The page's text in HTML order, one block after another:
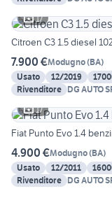
17
Citroen C3 1.5 diesel
7.900 €Modugno(BA)
Usato
12/2019
Rivenditore DG AUTO
17
Fiat Punto Evo 1.4
4.900 €Modugno(BA)
Usato
12/2011
Rivenditore DG AUTO